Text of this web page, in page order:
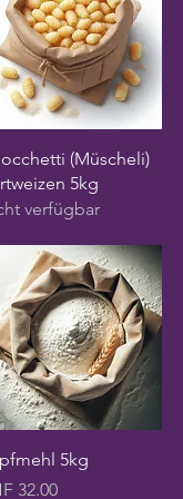
Schnellansicht
(Müscheli)
5kg
verfügbar
Schnellansicht
5kg
32.00